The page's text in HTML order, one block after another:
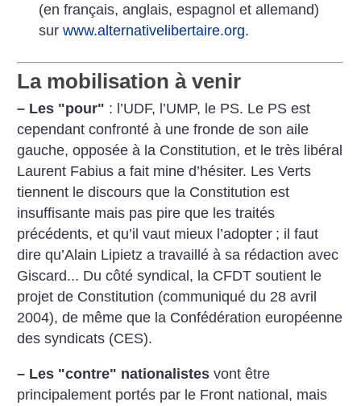
(en français, anglais, espagnol et allemand)
sur www.alternativelibertaire.org.
La mobilisation à venir
– Les "pour" : l’UDF, l’UMP, le PS. Le PS est
cependant confronté à une fronde de son aile
gauche, opposée à la Constitution, et le très libéral
Laurent Fabius a fait mine d’hésiter. Les Verts
tiennent le discours que la Constitution est
insuffisante mais pas pire que les traités
précédents, et qu’il vaut mieux l’adopter ; il faut
dire qu’Alain Lipietz a travaillé à sa rédaction avec
Giscard... Du côté syndical, la CFDT soutient le
projet de Constitution (communiqué du 28 avril
2004), de même que la Confédération européenne
des syndicats (CES).
– Les "contre" nationalistes vont être
principalement portés par le Front national, mais